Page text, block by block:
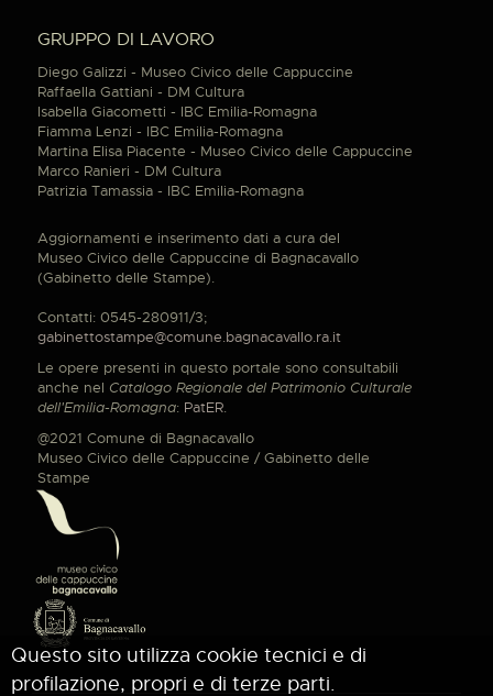
GRUPPO DI LAVORO
Diego Galizzi - Museo Civico delle Cappuccine
Raffaella Gattiani - DM Cultura
Isabella Giacometti - IBC Emilia-Romagna
Fiamma Lenzi - IBC Emilia-Romagna
Martina Elisa Piacente - Museo Civico delle Cappuccine
Marco Ranieri - DM Cultura
Patrizia Tamassia - IBC Emilia-Romagna
Aggiornamenti e inserimento dati a cura del
Museo Civico delle Cappuccine di Bagnacavallo
(Gabinetto delle Stampe).
Contatti: 0545-280911/3;
gabinettostampe@comune.bagnacavallo.ra.it
Le opere presenti in questo portale sono consultabili
anche nel Catalogo Regionale del Patrimonio Culturale
dell'Emilia-Romagna: PatER.
@2021 Comune di Bagnacavallo
Museo Civico delle Cappuccine / Gabinetto delle
Stampe
Questo sito utilizza cookie tecnici e di
profilazione, propri e di terze parti.